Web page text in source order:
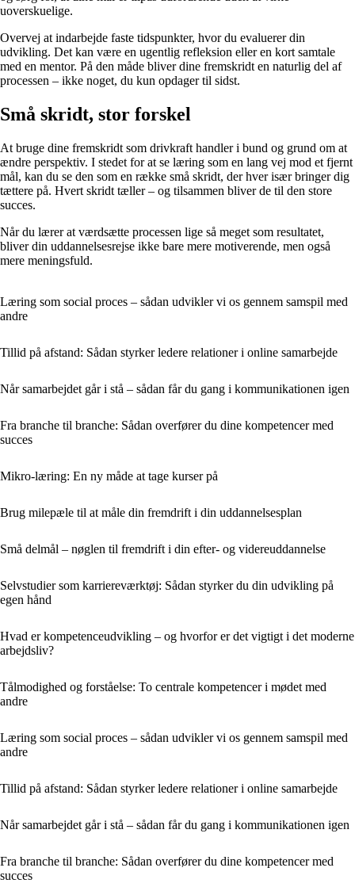
uoverskuelige.
Overvej at indarbejde faste tidspunkter, hvor du evaluerer din
udvikling. Det kan være en ugentlig refleksion eller en kort samtale
med en mentor. På den måde bliver dine fremskridt en naturlig del af
processen – ikke noget, du kun opdager til sidst.
Små skridt, stor forskel
At bruge dine fremskridt som drivkraft handler i bund og grund om at
ændre perspektiv. I stedet for at se læring som en lang vej mod et fjernt
mål, kan du se den som en række små skridt, der hver især bringer dig
tættere på. Hvert skridt tæller – og tilsammen bliver de til den store
succes.
Når du lærer at værdsætte processen lige så meget som resultatet,
bliver din uddannelsesrejse ikke bare mere motiverende, men også
mere meningsfuld.
Læring som social proces – sådan udvikler vi os gennem samspil med
andre
Tillid på afstand: Sådan styrker ledere relationer i online samarbejde
Når samarbejdet går i stå – sådan får du gang i kommunikationen igen
Fra branche til branche: Sådan overfører du dine kompetencer med
succes
Mikro-læring: En ny måde at tage kurser på
Brug milepæle til at måle din fremdrift i din uddannelsesplan
Små delmål – nøglen til fremdrift i din efter- og videreuddannelse
Selvstudier som karriereværktøj: Sådan styrker du din udvikling på
egen hånd
Hvad er kompetenceudvikling – og hvorfor er det vigtigt i det moderne
arbejdsliv?
Tålmodighed og forståelse: To centrale kompetencer i mødet med
andre
Læring som social proces – sådan udvikler vi os gennem samspil med
andre
Tillid på afstand: Sådan styrker ledere relationer i online samarbejde
Når samarbejdet går i stå – sådan får du gang i kommunikationen igen
Fra branche til branche: Sådan overfører du dine kompetencer med
succes